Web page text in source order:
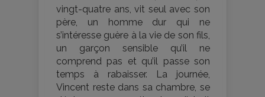
vingt-quatre ans, vit seul avec son
père, un homme dur qui ne
s’intéresse guère à la vie de son fils,
un garçon sensible qu’il ne
comprend pas et qu’il passe son
temps à rabaisser. La journée,
Vincent reste dans sa chambre, se